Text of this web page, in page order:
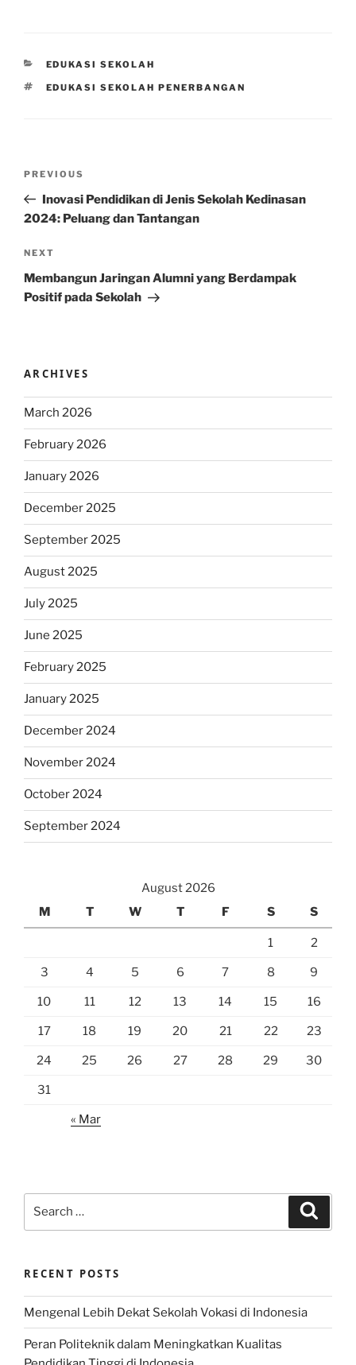
CATEGORIES
EDUKASI SEKOLAH
TAGS
EDUKASI SEKOLAH PENERBANGAN
Previous
Post
PREVIOUS
Inovasi Pendidikan di Jenis Sekolah Kedinasan
2024: Peluang dan Tantangan
Next
Post
NEXT
Membangun Jaringan Alumni yang Berdampak
Positif pada Sekolah
ARCHIVES
March 2026
February 2026
January 2026
December 2025
September 2025
August 2025
July 2025
June 2025
February 2025
January 2025
December 2024
November 2024
October 2024
September 2024
August 2026
M
T W T F S S
1 2
3 4 5 6 7 8 9
10 11 12 13 14 15 16
17 18 19 20 21 22 23
24 25 26 27 28 29 30
31
« Mar
RECENT POSTS
Mengenal Lebih Dekat Sekolah Vokasi di Indonesia
Peran Politeknik dalam Meningkatkan Kualitas